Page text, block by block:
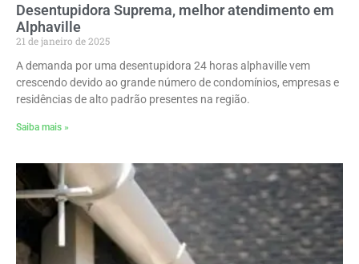
Desentupidora Suprema, melhor atendimento em
Alphaville
21 de janeiro de 2025
A demanda por uma desentupidora 24 horas alphaville vem
crescendo devido ao grande número de condomínios, empresas e
residências de alto padrão presentes na região.
Saiba mais »